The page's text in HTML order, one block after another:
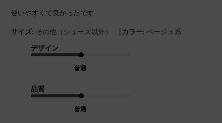
使いやすくて良かったです
サイズ: その他（シューズ以外） | カラー: ベージュ系
デザイン
普通
品質
普通